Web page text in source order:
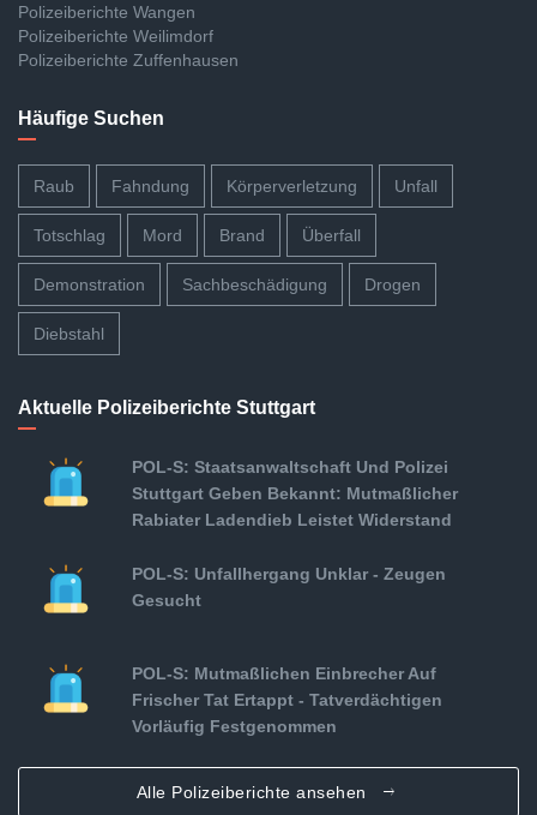
Polizeiberichte Wangen
Polizeiberichte Weilimdorf
Polizeiberichte Zuffenhausen
Häufige Suchen
Raub Fahndung Körperverletzung Unfall
Totschlag Mord Brand Überfall
Demonstration Sachbeschädigung Drogen
Diebstahl
Aktuelle Polizeiberichte Stuttgart
POL-S: Staatsanwaltschaft Und Polizei
Stuttgart Geben Bekannt: Mutmaßlicher
Rabiater Ladendieb Leistet Widerstand
POL-S: Unfallhergang Unklar - Zeugen
Gesucht
POL-S: Mutmaßlichen Einbrecher Auf
Frischer Tat Ertappt - Tatverdächtigen
Vorläufig Festgenommen
Alle Polizeiberichte ansehen